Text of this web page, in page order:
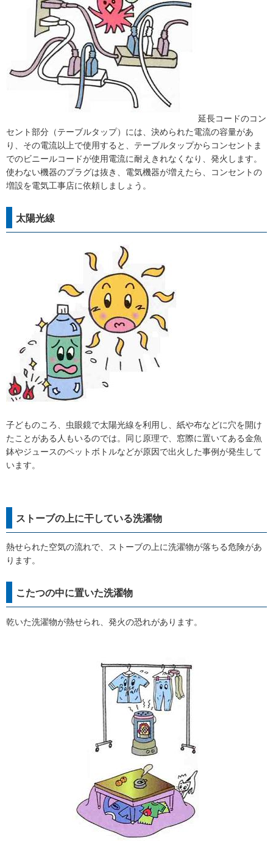
延長コードのコン
セント部分（テーブルタップ）には、決められた電流の容量があ
り、その電流以上で使用すると、テーブルタップからコンセントま
でのビニールコードが使用電流に耐えきれなくなり、発火します。
使わない機器のプラグは抜き、電気機器が増えたら、コンセントの
増設を電気工事店に依頼しましょう。
太陽光線
子どものころ、虫眼鏡で太陽光線を利用し、紙や布などに穴を開け
たことがある人もいるのでは。同じ原理で、窓際に置いてある金魚
鉢やジュースのペットボトルなどが原因で出火した事例が発生して
います。
ストーブの上に干している洗濯物
熱せられた空気の流れで、ストーブの上に洗濯物が落ちる危険があ
ります。
こたつの中に置いた洗濯物
乾いた洗濯物が熱せられ、発火の恐れがあります。